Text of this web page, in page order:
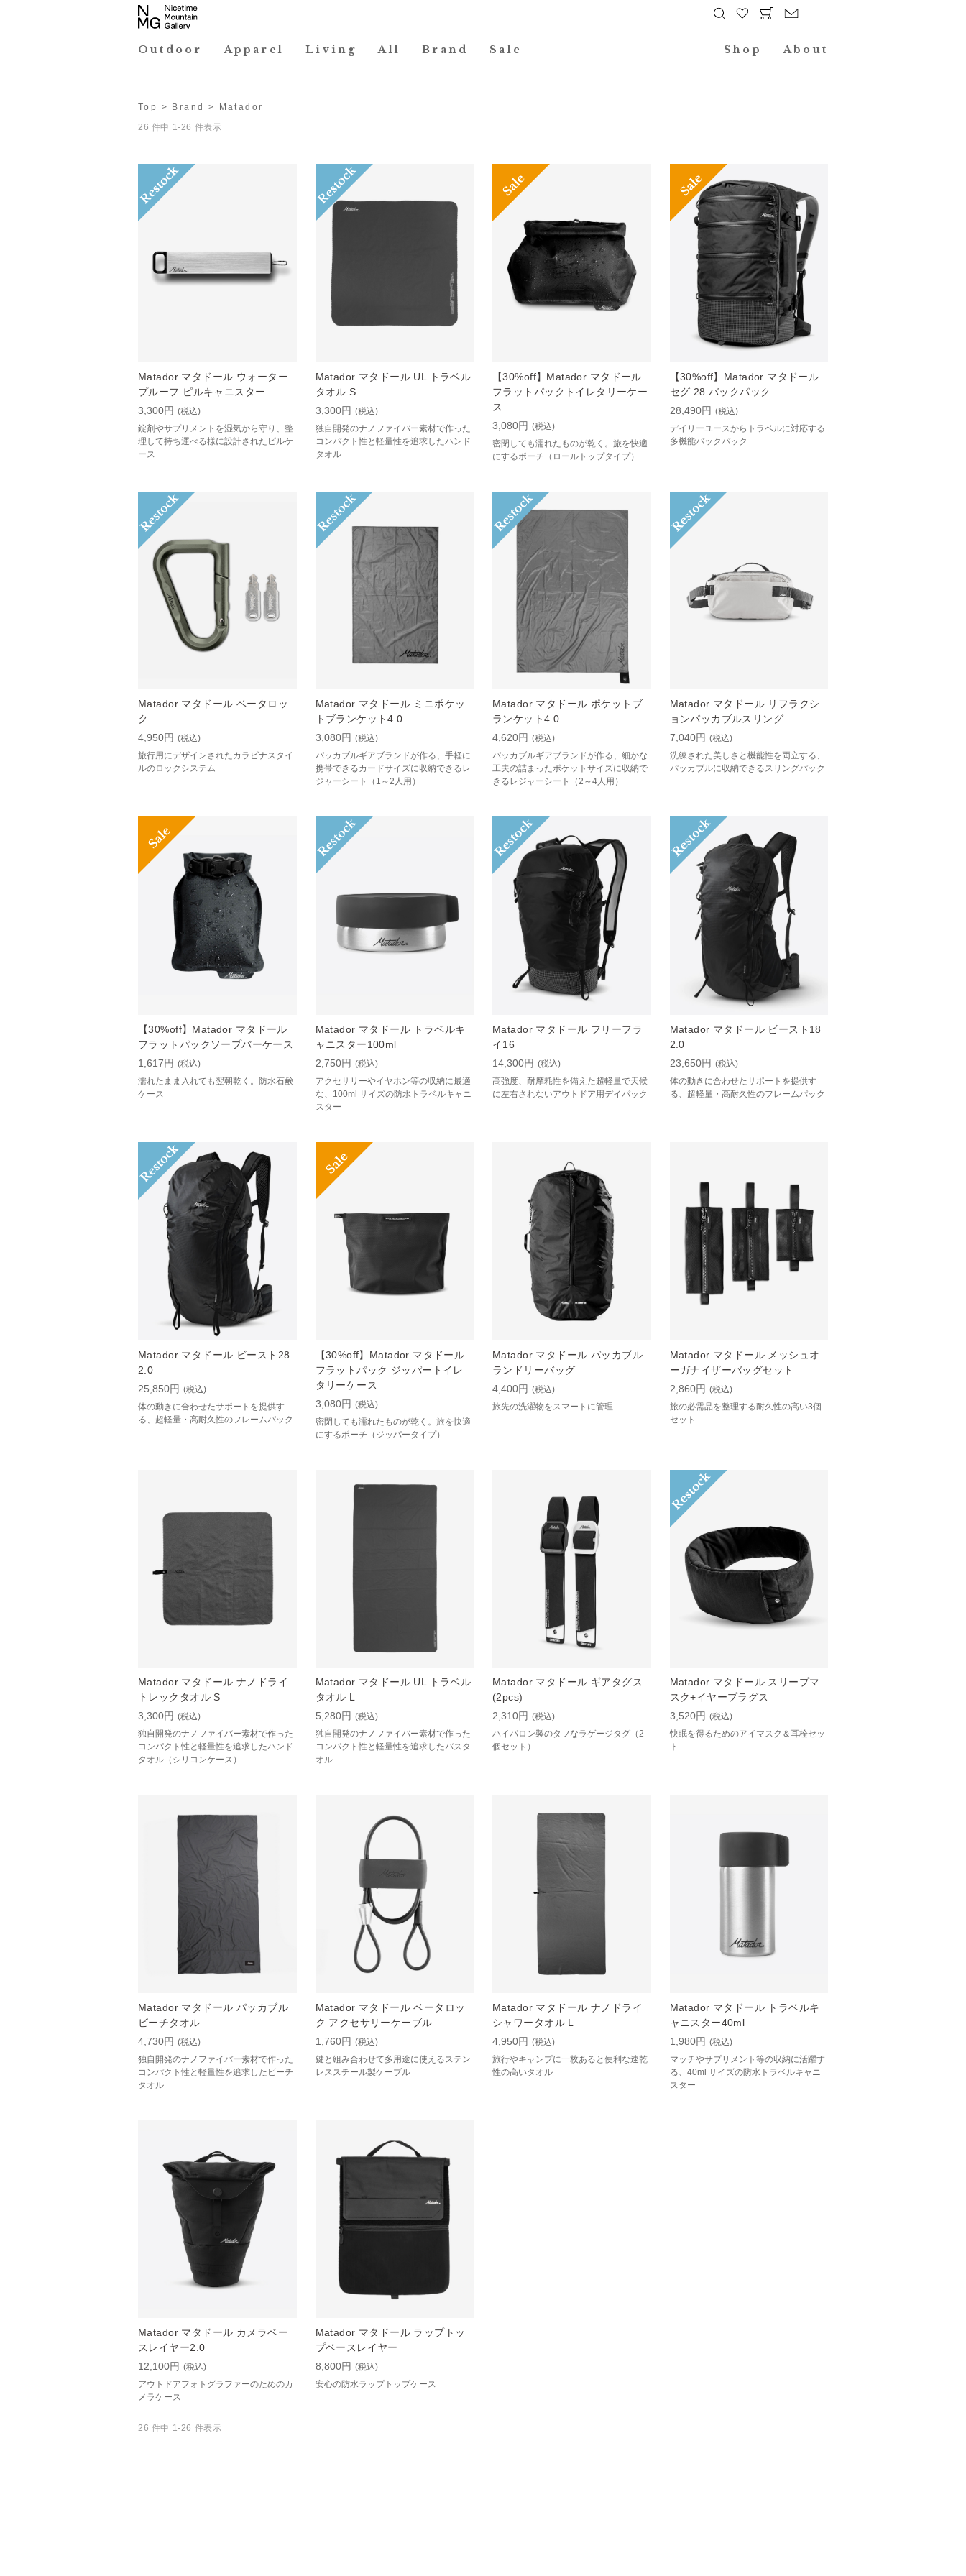
Outdoor Apparel Living All Brand Sale Shop About
Top > Brand
> Matador
26 件中 1-26 件表示
Matador マタドール ウォーター
プルーフ ピルキャニスター
3,300円 (税込)
錠剤やサプリメントを湿気から守り、整
理して持ち運べる様に設計されたピルケ
ース
Matador マタドール UL トラベル
タオル S
3,300円 (税込)
独自開発のナノファイバー素材で作った
コンパクト性と軽量性を追求したハンド
タオル
【30%off】Matador マタドール
フラットパックトイレタリーケー
ス
3,080円 (税込)
密閉しても濡れたものが乾く。旅を快適
にするポーチ（ロールトップタイプ）
【30%off】Matador マタドール
セグ 28 バックパック
28,490円 (税込)
デイリーユースからトラベルに対応する
多機能バックパック
Matador マタドール ベータロッ
ク
4,950円 (税込)
旅行用にデザインされたカラビナスタイ
ルのロックシステム
Matador マタドール ミニポケッ
トブランケット4.0
3,080円 (税込)
パッカブルギアブランドが作る、手軽に
携帯できるカードサイズに収納できるレ
ジャーシート（1～2人用）
Matador マタドール ポケットブ
ランケット4.0
4,620円 (税込)
パッカブルギアブランドが作る、細かな
工夫の詰まったポケットサイズに収納で
きるレジャーシート（2～4人用）
Matador マタドール リフラクシ
ョンパッカブルスリング
7,040円 (税込)
洗練された美しさと機能性を両立する、
パッカブルに収納できるスリングパック
【30%off】Matador マタドール
フラットパックソープバーケース
1,617円 (税込)
濡れたまま入れても翌朝乾く。防水石鹸
ケース
Matador マタドール トラベルキ
ャニスター100ml
2,750円 (税込)
アクセサリーやイヤホン等の収納に最適
な、100ml サイズの防水トラベルキャニ
スター
Matador マタドール フリーフラ
イ16
14,300円 (税込)
高強度、耐摩耗性を備えた超軽量で天候
に左右されないアウトドア用デイパック
Matador マタドール ビースト18
2.0
23,650円 (税込)
体の動きに合わせたサポートを提供す
る、超軽量・高耐久性のフレームパック
Matador マタドール ビースト28
2.0
25,850円 (税込)
体の動きに合わせたサポートを提供す
る、超軽量・高耐久性のフレームパック
【30%off】Matador マタドール
フラットパック ジッパートイレ
タリーケース
3,080円 (税込)
密閉しても濡れたものが乾く。旅を快適
にするポーチ（ジッパータイプ）
Matador マタドール パッカブル
ランドリーバッグ
4,400円 (税込)
旅先の洗濯物をスマートに管理
Matador マタドール メッシュオ
ーガナイザーバッグセット
2,860円 (税込)
旅の必需品を整理する耐久性の高い3個
セット
Matador マタドール ナノドライ
トレックタオル S
3,300円 (税込)
独自開発のナノファイバー素材で作った
コンパクト性と軽量性を追求したハンド
タオル（シリコンケース）
Matador マタドール UL トラベル
タオル L
5,280円 (税込)
独自開発のナノファイバー素材で作った
コンパクト性と軽量性を追求したバスタ
オル
Matador マタドール ギアタグス
(2pcs)
2,310円 (税込)
ハイパロン製のタフなラゲージタグ（2
個セット）
Matador マタドール スリープマ
スク+イヤープラグス
3,520円 (税込)
快眠を得るためのアイマスク＆耳栓セッ
ト
Matador マタドール パッカブル
ビーチタオル
4,730円 (税込)
独自開発のナノファイバー素材で作った
コンパクト性と軽量性を追求したビーチ
タオル
Matador マタドール ベータロッ
ク アクセサリーケーブル
1,760円 (税込)
鍵と組み合わせて多用途に使えるステン
レススチール製ケーブル
Matador マタドール ナノドライ
シャワータオル L
4,950円 (税込)
旅行やキャンプに一枚あると便利な速乾
性の高いタオル
Matador マタドール トラベルキ
ャニスター40ml
1,980円 (税込)
マッチやサプリメント等の収納に活躍す
る、40ml サイズの防水トラベルキャニ
スター
Matador マタドール カメラベー
スレイヤー2.0
12,100円 (税込)
アウトドアフォトグラファーのためのカ
メラケース
Matador マタドール ラップトッ
プベースレイヤー
8,800円 (税込)
安心の防水ラップトップケース
26 件中 1-26 件表示